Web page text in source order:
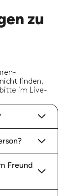
hilfreich
zu
finden,
im Live-
Freund